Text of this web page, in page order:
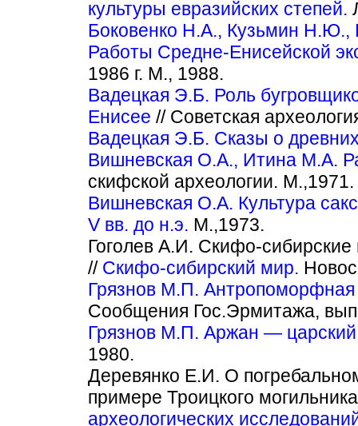
культуры евразийских степей.
Боковенко Н.А., Кузьмин Н.Ю.,
Работы Средне-Енисейской
1986 г. М., 1988.
Вадецкая Э.Б. Роль
Енисее // Советская
Вадецкая Э.Б. Сказы о
Вишневская О.А., Итина М.А.
скифской археологии. М.,1971.
Вишневская О.А. Культура
V вв. до н.э. М.,1973.
Гоголев А.И. Скифо-сибирские
// Скифо-сибирский мир.
Грязнов М.П. Антропоморфная
Сообщения Гос.Эрмитажа,
Грязнов М.П. Аржан — царский
1980.
Деревянко Е.И. О
примере Троицкого
археологических